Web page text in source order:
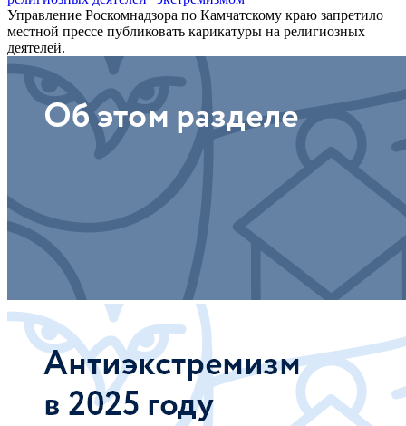
Управление Роскомнадзора по Камчатскому краю запретило
местной прессе публиковать карикатуры на религиозных
деятелей.